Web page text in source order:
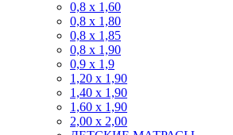
0,8 х 1,60
0,8 х 1,80
0,8 х 1,85
0,8 х 1,90
0,9 х 1,9
1,20 х 1,90
1,40 х 1,90
1,60 х 1,90
2,00 х 2,00